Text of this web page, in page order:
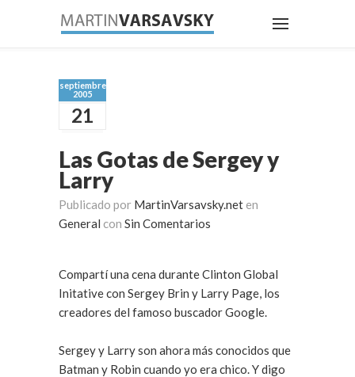
septiembre
2005
21
Las Gotas de Sergey y
Larry
Publicado por MartinVarsavsky.net en
General con Sin Comentarios
Compartí una cena durante Clinton Global
Initative con Sergey Brin y Larry Page, los
creadores del famoso buscador Google.
Sergey y Larry son ahora más conocidos que
Batman y Robin cuando yo era chico. Y digo